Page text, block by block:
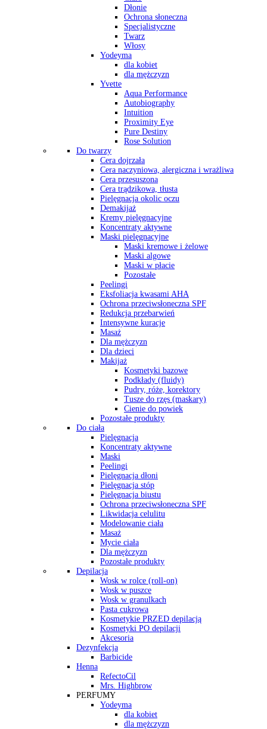
Dłonie
Ochrona słoneczna
Specjalistyczne
Twarz
Włosy
Yodeyma
dla kobiet
dla mężczyzn
Yvette
Aqua Performance
Autobiography
Intuition
Proximity Eye
Pure Destiny
Rose Solution
Do twarzy
Cera dojrzała
Cera naczyniowa, alergiczna i wrażliwa
Cera przesuszona
Cera trądzikowa, tłusta
Pielęgnacja okolic oczu
Demakijaż
Kremy pielęgnacyjne
Koncentraty aktywne
Maski pielęgnacyjne
Maski kremowe i żelowe
Maski algowe
Maski w płacie
Pozostałe
Peelingi
Eksfoliacja kwasami AHA
Ochrona przeciwsłoneczna SPF
Redukcja przebarwień
Intensywne kuracje
Masaż
Dla mężczyzn
Dla dzieci
Makijaż
Kosmetyki bazowe
Podkłady (fluidy)
Pudry, róże, korektory
Tusze do rzęs (maskary)
Cienie do powiek
Pozostałe produkty
Do ciała
Pielęgnacja
Koncentraty aktywne
Maski
Peelingi
Pielęgnacja dłoni
Pielęgnacja stóp
Pielęgnacja biustu
Ochrona przeciwsłoneczna SPF
Likwidacja celulitu
Modelowanie ciała
Masaż
Mycie ciała
Dla mężczyzn
Pozostałe produkty
Depilacja
Wosk w rolce (roll-on)
Wosk w puszce
Wosk w granulkach
Pasta cukrowa
Kosmetykie PRZED depilacją
Kosmetyki PO depilacji
Akcesoria
Dezynfekcja
Barbicide
Henna
RefectoCil
Mrs. Highbrow
PERFUMY
Yodeyma
dla kobiet
dla mężczyzn